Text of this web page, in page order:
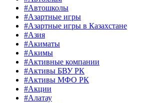
#Автошколы
#Азартные игры
#Азартные игры в Казахстане
#Азия
#Акиматы
#Акимы
#Активные компании
#Активы БВУ РК
#Активы МФО РК
#Акции
#Алатау